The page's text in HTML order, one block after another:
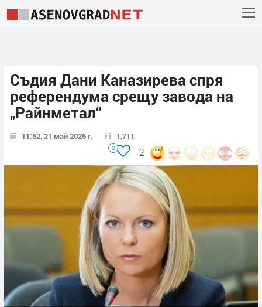
Съдия Дани Каназирева спря
референдума срещу завода на
„Райнметал“
11:52, 21 май 2026 г. 1,711
2
0